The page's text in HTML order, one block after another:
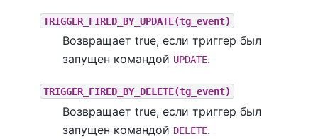
TRIGGER_FIRED_BY_UPDATE(tg_event)
Возвращает true, если триггер был
запущен командой UPDATE.
TRIGGER_FIRED_BY_DELETE(tg_event)
Возвращает true, если триггер был
запущен командой DELETE.